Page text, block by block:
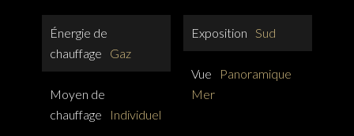
Énergie de
chauffage
Gaz
Moyen de
chauffage
Individuel
Exposition Sud
Vue
Panoramique
Mer